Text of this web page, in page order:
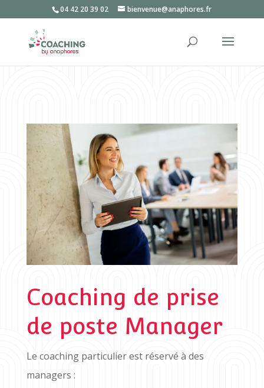
04 42 20 39 02 bienvenue@anaphores.fr
Coaching de prise
de poste Manager
Le coaching particulier est réservé à des
managers :